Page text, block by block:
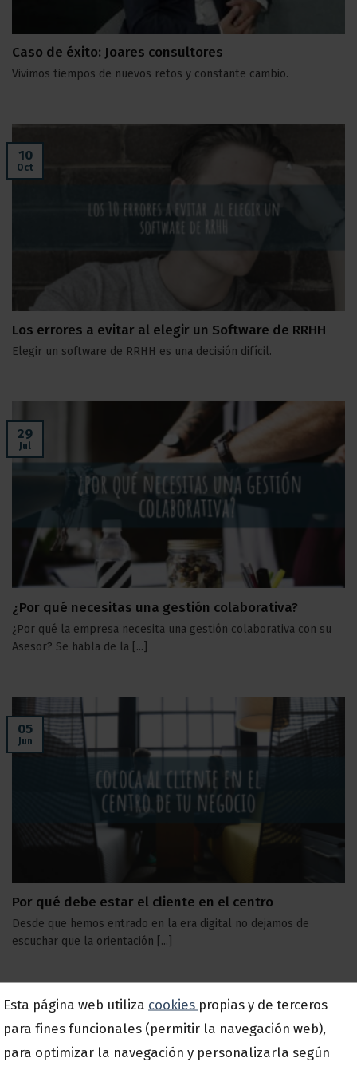
Caso de éxito: Joares consultores
Vivimos tiempos de nuevos retos y constante cambio.
Los errores a evitar al elegir un Software de RRHH
Elegir un software de RRHH es una decisión difícil.
10
Oct
¿Por qué necesitas una gestión colaborativa?
¿Por qué la empresa necesita una gestión colaborativa con su
Asesor? Se habla de la [...]
29
Jul
Por qué debe estar el cliente en el centro
Desde que hemos entrado en la era digital no dejamos de
escuchar que la orientación [...]
05
Jun
28
May
Esta página web utiliza cookies propias y de terceros
para fines funcionales (permitir la navegación web),
para optimizar la navegación y personalizarla según